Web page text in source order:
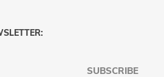
SUBSCRIBE